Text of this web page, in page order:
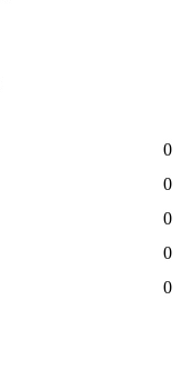
0
0
0
0
0